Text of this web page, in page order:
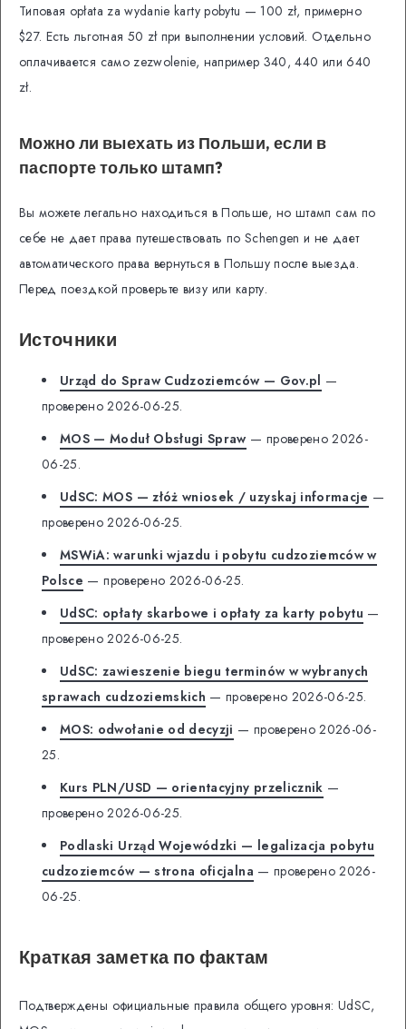
Типовая opłata za wydanie karty pobytu — 100 zł, примерно
$27. Есть льготная 50 zł при выполнении условий. Отдельно
оплачивается само zezwolenie, например 340, 440 или 640
zł.
Можно ли выехать из Польши, если в
паспорте только штамп?
Вы можете легально находиться в Польше, но штамп сам по
себе не дает права путешествовать по Schengen и не дает
автоматического права вернуться в Польшу после выезда.
Перед поездкой проверьте визу или карту.
Источники
Urząd do Spraw Cudzoziemców — Gov.pl —
проверено 2026-06-25.
MOS — Moduł Obsługi Spraw— проверено 2026-
06-25.
UdSC: MOS — złóż wniosek / uzyskaj informacje —
проверено 2026-06-25.
MSWiA: warunki wjazdu i pobytu cudzoziemców w
Polsce — проверено 2026-06-25.
UdSC: opłaty skarbowe i opłaty za karty pobytu —
проверено 2026-06-25.
UdSC: zawieszenie biegu terminów w wybranych
sprawach cudzoziemskich — проверено 2026-06-25.
MOS: odwołanie od decyzji — проверено 2026-06-
25.
Kurs PLN/USD — orientacyjny przelicznik —
проверено 2026-06-25.
Podlaski Urząd Wojewódzki — legalizacja pobytu
cudzoziemców — strona oficjalna — проверено 2026-
06-25.
Краткая заметка по фактам
Подтверждены официальные правила общего уровня: UdSC,